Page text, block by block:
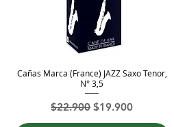
Vista rápida
Cañas Marca (France) JAZZ Saxo Tenor,
N° 3,5
Precio
$22.900Precio de oferta
$19.900